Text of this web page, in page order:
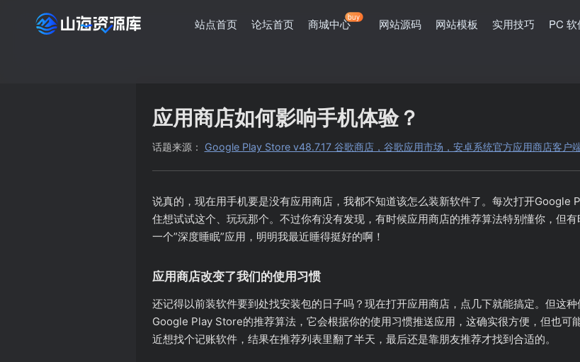
站点首页 论坛首页 商城中心buy 网站源码 网站模板 实用技巧 PC 软
应用商店如何影响手机体验？
话题来源： Google Play Store v48.7.17 谷歌商店，谷歌应用市场，安卓系统官方应用商店客户
说真的，现在用手机要是没有应用商店，我都不知道该怎么装新软件了。每次打开Google
住想试试这个、玩玩那个。不过你有没有发现，有时候应用商店的推荐算法特别懂你，但
一个”深度睡眠”应用，明明我最近睡得挺好的啊！
应用商店改变了我们的使用习惯
还记得以前装软件要到处找安装包的日子吗？现在打开应用商店，点几下就能搞定。但这
Google Play Store的推荐算法，它会根据你的使用习惯推送应用，这确实很方便，但也可
近想找个记账软件，结果在推荐列表里翻了半天，最后还是靠朋友推荐才找到合适的。